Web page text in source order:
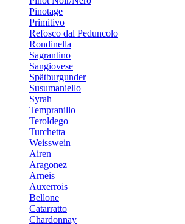
Pinotage
Primitivo
Refosco dal Peduncolo
Rondinella
Sagrantino
Sangiovese
Spätburgunder
Susumaniello
Syrah
Tempranillo
Teroldego
Turchetta
Weisswein
Airen
Aragonez
Arneis
Auxerrois
Bellone
Catarratto
Chardonnay